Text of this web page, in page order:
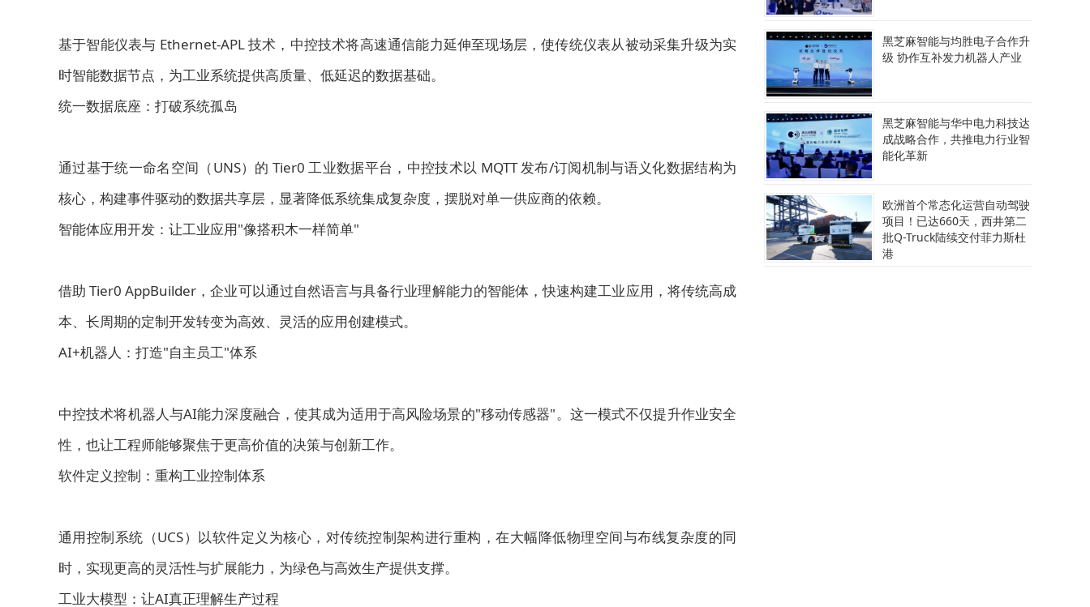
基于智能仪表与 Ethernet-APL 技术，中控技术将高速通信能力延伸至现场层，使传统仪表从被动采集升级为实
时智能数据节点，为工业系统提供高质量、低延迟的数据基础。
统一数据底座：打破系统孤岛
通过基于统一命名空间（UNS）的 Tier0 工业数据平台，中控技术以 MQTT 发布/订阅机制与语义化数据结构为
核心，构建事件驱动的数据共享层，显著降低系统集成复杂度，摆脱对单一供应商的依赖。
智能体应用开发：让工业应用"像搭积木一样简单"
借助 Tier0 AppBuilder，企业可以通过自然语言与具备行业理解能力的智能体，快速构建工业应用，将传统高成
本、长周期的定制开发转变为高效、灵活的应用创建模式。
AI+机器人：打造"自主员工"体系
中控技术将机器人与AI能力深度融合，使其成为适用于高风险场景的"移动传感器"。这一模式不仅提升作业安全
性，也让工程师能够聚焦于更高价值的决策与创新工作。
软件定义控制：重构工业控制体系
通用控制系统（UCS）以软件定义为核心，对传统控制架构进行重构，在大幅降低物理空间与布线复杂度的同
时，实现更高的灵活性与扩展能力，为绿色与高效生产提供支撑。
工业大模型：让AI真正理解生产过程
黑芝麻智能与均胜电子合作升
级 协作互补发力机器人产业
黑芝麻智能与华中电力科技达
成战略合作，共推电力行业智
能化革新
欧洲首个常态化运营自动驾驶
项目！已达660天，西井第二
批Q-Truck陆续交付菲力斯杜
港